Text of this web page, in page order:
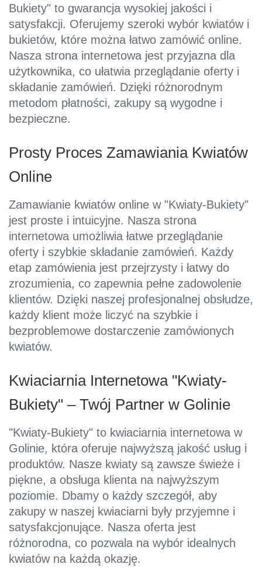
Bukiety" to gwarancja wysokiej jakości i
satysfakcji. Oferujemy szeroki wybór kwiatów i
bukietów, które można łatwo zamówić online.
Nasza strona internetowa jest przyjazna dla
użytkownika, co ułatwia przeglądanie oferty i
składanie zamówień. Dzięki różnorodnym
metodom płatności, zakupy są wygodne i
bezpieczne.
Prosty Proces Zamawiania Kwiatów
Online
Zamawianie kwiatów online w "Kwiaty-Bukiety"
jest proste i intuicyjne. Nasza strona
internetowa umożliwia łatwe przeglądanie
oferty i szybkie składanie zamówień. Każdy
etap zamówienia jest przejrzysty i łatwy do
zrozumienia, co zapewnia pełne zadowolenie
klientów. Dzięki naszej profesjonalnej obsłudze,
każdy klient może liczyć na szybkie i
bezproblemowe dostarczenie zamówionych
kwiatów.
Kwiaciarnia Internetowa "Kwiaty-
Bukiety" – Twój Partner w Golinie
"Kwiaty-Bukiety" to kwiaciarnia internetowa w
Golinie, która oferuje najwyższą jakość usług i
produktów. Nasze kwiaty są zawsze świeże i
piękne, a obsługa klienta na najwyższym
poziomie. Dbamy o każdy szczegół, aby
zakupy w naszej kwiaciarni były przyjemne i
satysfakcjonujące. Nasza oferta jest
różnorodna, co pozwala na wybór idealnych
kwiatów na każdą okazję.